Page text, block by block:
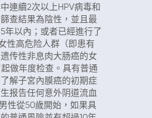
連續2次以上HPV病毒和
查結果為陰性，並且最
年以內；或者已經進行了
性高危险人群（即患有
传性非息肉大肠癌的女
做年度检查。具有普通
解子宮內膜癌的初期症
报告任何意外阴道流血
性從50歲開始，如果具